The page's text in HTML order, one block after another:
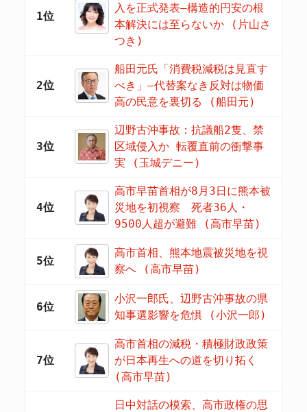
1位
入を正式発表―構造的円安の根
本解決には至らないか (片山さ
つき)
2位
船田元氏「消費税減税は見直す
べき」―代替案なき反対は物価
高の民意を裏切る (船田元)
3位
辺野古沖事故：抗議船2隻、禁
区域侵入か 転覆直前の衝撃事
実 (玉城デニー)
4位
高市早苗首相が8月3日に熊本被
災地を初視察 死者36人・
9500人超が避難 (高市早苗)
5位
高市首相、熊本地震被災地を視
察へ (高市早苗)
6位
小沢一郎氏、辺野古沖事故の県
知事選影響を危惧 (小沢一郎)
7位
高市首相の減税・積極財政政策
が日本再生への道を切り拓く
(高市早苗)
日中対話の模索、高市政権の思